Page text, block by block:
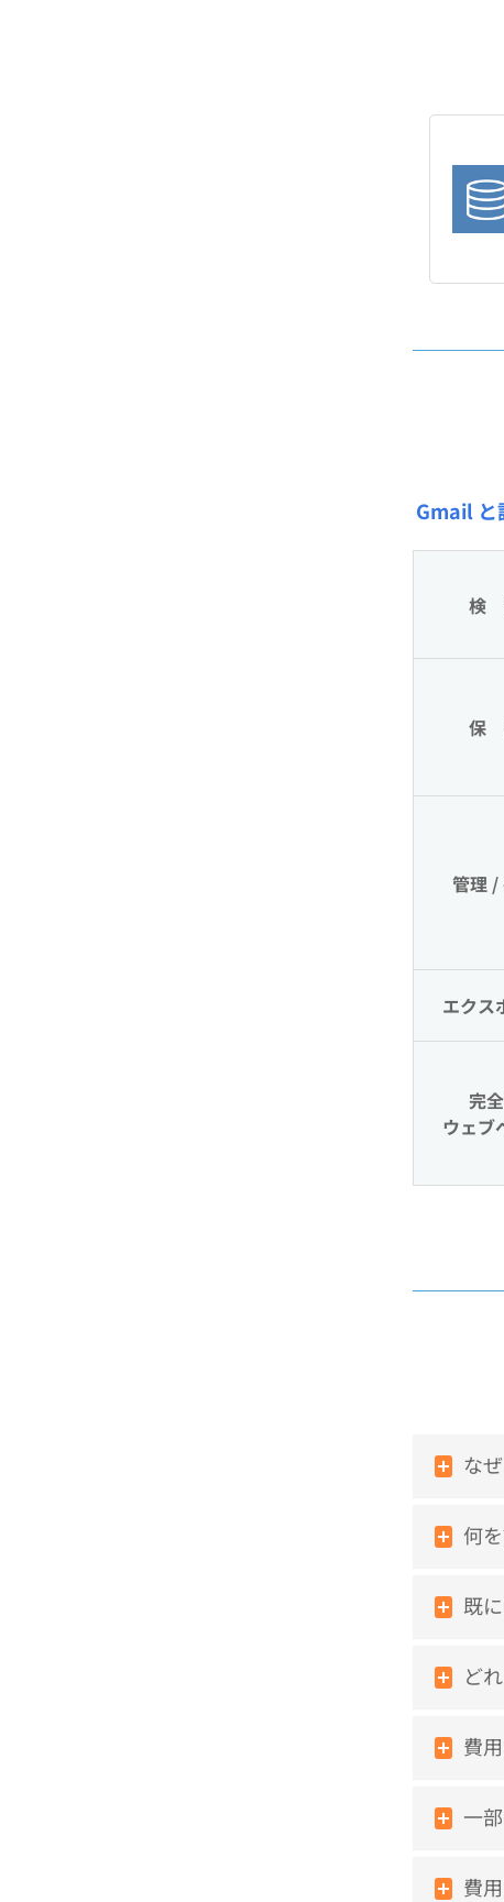
Gmail と
検
保
管理 /
エクス
完
ウェブ
な
何
既
ど
費
一
費